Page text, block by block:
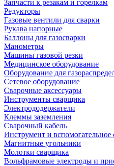
Запчасти к резакам и горелкам
Редукторы
Газовые вентили для сварки
Рукава напорные
Баллоны для газосварки
Манометры
Машины газовой резки
Медицинское оборудование
Оборудование для
Сетевое оборудование
Сварочные аксессуары
Инструменты сварщика
Электрододержатели
Клеммы заземления
Сварочный кабель
Инструмент и вспомогательное
Магнитные угольники
Молотки сварщика
Вольфрамовые электроды и